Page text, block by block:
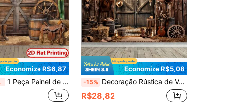
Economize R$6,87
1 Peça Painel de Bottom para Festa com Tema de Cowboy Ocidental, Decoração de Bottom Rústica de Celeiro de Madeira, Adequada para Festa de Aniversário, Decoração de Festa com Tema Ocidental, Banner para Mesa de Bolo, Área de Foto, Sala de Estar, Quarto, Estúdio Fotográfico, Acessório de Bottom para Festa
Economize R$5,08
-15% Decoração Rústica de Velho Oeste Cowboy, Adequada para Festas, Aniversários e Outros Eventos - Multiuso, Sem Necessidade de Eletricidade, Serve para Cabines Fotográficas e Decoração Doméstica
R$28,82